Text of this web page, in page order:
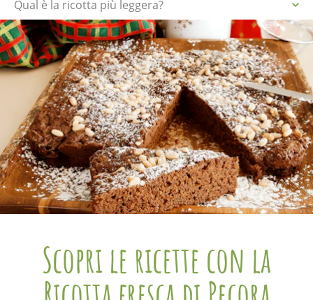
Qual è la ricotta più leggera?
Scopri le ricette con la